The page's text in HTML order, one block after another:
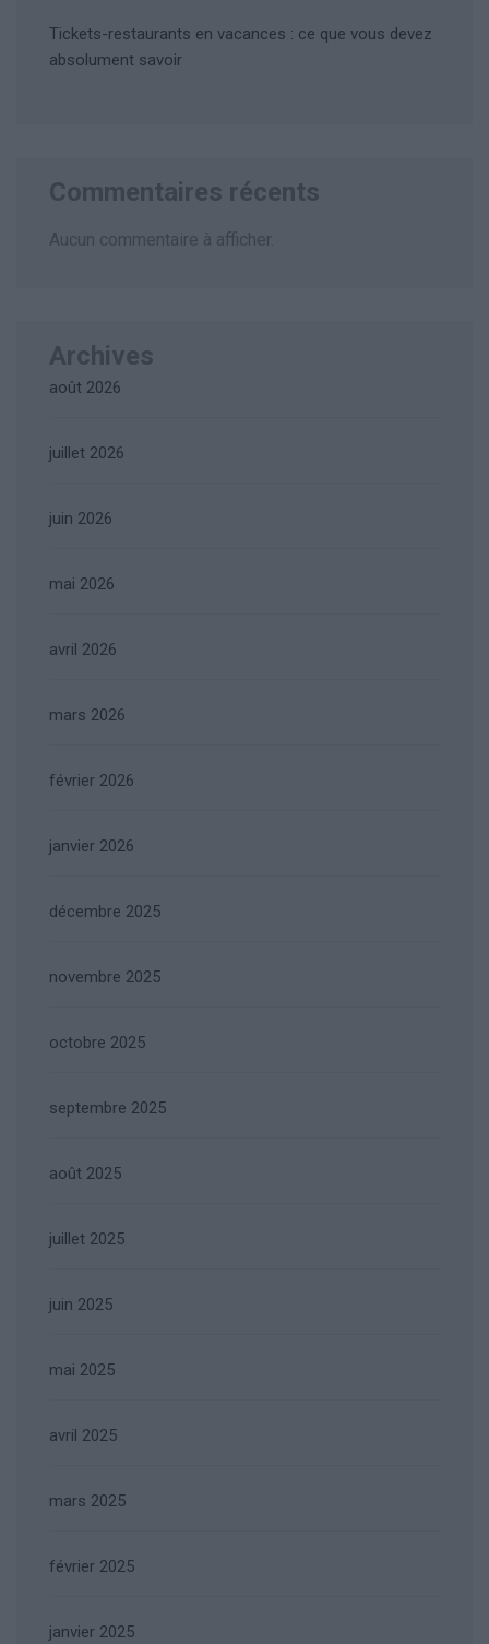
Tickets-restaurants en vacances : ce que vous devez
absolument savoir
Commentaires récents
Aucun commentaire à afficher.
Archives
août 2026
juillet 2026
juin 2026
mai 2026
avril 2026
mars 2026
février 2026
janvier 2026
décembre 2025
novembre 2025
octobre 2025
septembre 2025
août 2025
juillet 2025
juin 2025
mai 2025
avril 2025
mars 2025
février 2025
janvier 2025